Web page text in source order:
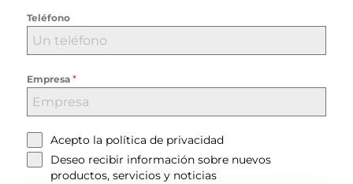
Teléfono
Empresa *
Acepto la política de privacidad
Deseo recibir información sobre nuevos
productos, servicios y noticias